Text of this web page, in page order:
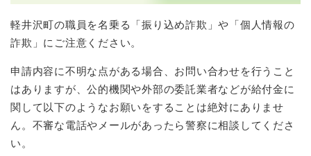
軽井沢町の職員を名乗る「振り込め詐欺」や「個人情報の
詐欺」にご注意ください。
申請内容に不明な点がある場合、お問い合わせを行うこと
はありますが、公的機関や外部の委託業者などが給付金に
関して以下のようなお願いをすることは絶対にありませ
ん。不審な電話やメールがあったら警察に相談してくださ
い。